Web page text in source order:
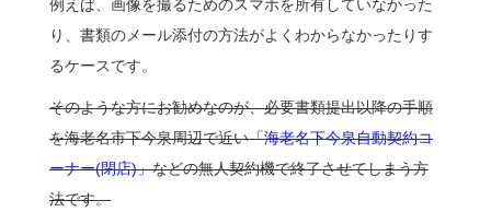
例えば、画像を撮るためのスマホを所有していなかった
り、書類のメール添付の方法がよくわからなかったりす
るケースです。
そのような方にお勧めなのが、必要書類提出以降の手順
を海老名市下今泉周辺で近い「海老名下今泉自動契約コ
ーナー(閉店)」などの無人契約機で終了させてしまう方
法です。